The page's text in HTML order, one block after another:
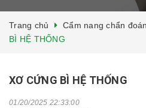
Trang chủ Cẩm nang chẩn
BÌ HỆ THỐNG
XƠ CỨNG BÌ HỆ THỐNG
01/20/2025 22:33:00